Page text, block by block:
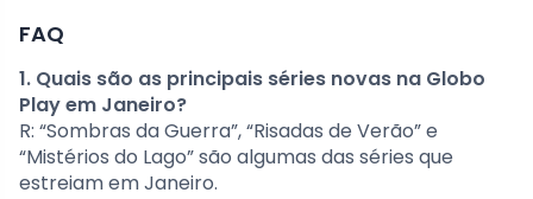
FAQ
1. Quais são as principais séries novas na Globo
Play em Janeiro?
R: “Sombras da Guerra”, “Risadas de Verão” e
“Mistérios do Lago” são algumas das séries que
estreiam em Janeiro.